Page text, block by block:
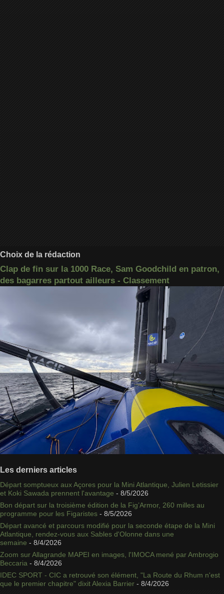
Choix de la rédaction
Clap de fin sur la 1000 Race, Sam Goodchild en patron,
des bagarres partout ailleurs - Classement
Les derniers articles
Départ somptueux aux Açores pour la Mini Atlantique, Julien Letissier
et Koki Sawada prennent l'avantage - 8/5/2026
Bon départ sur la troisième édition de la Fig’Armor, 260 milles au
programme pour les Figaristes - 8/5/2026
Départ avancé et parcours modifié pour la seconde étape de la Mini
Atlantique, rendez-vous aux Sables d'Olonne dans une
semaine - 8/4/2026
Zoom sur Allagrande MAPEI en images, l'IMOCA mené par Ambrogio
Beccaria - 8/4/2026
IDEC SPORT - CIC a retrouvé son élément, "La Route du Rhum n'est
que le premier chapitre" dixit Alexia Barrier - 8/4/2026